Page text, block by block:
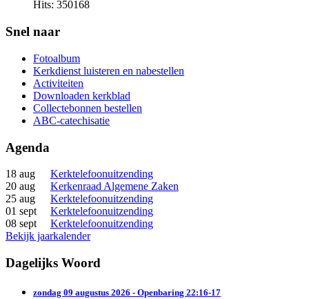
Hits: 350168
Snel naar
Fotoalbum
Kerkdienst luisteren en nabestellen
Activiteiten
Downloaden kerkblad
Collectebonnen bestellen
ABC-catechisatie
Agenda
18 aug
Kerktelefoonuitzending
20 aug
Kerkenraad Algemene Zaken
25 aug
Kerktelefoonuitzending
01 sept
Kerktelefoonuitzending
08 sept
Kerktelefoonuitzending
Bekijk jaarkalender
Dagelijks Woord
zondag 09 augustus 2026 - Openbaring 22:16-17